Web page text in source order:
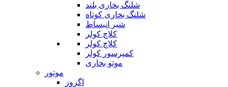
شلنگ بخاری بلند
شلنگ بخاری کوتاه
شیر انبساط
کلاچ کولر
کلاچ کولر
کمپرسور کولر
موتو بخاری
موتور
اگزوز